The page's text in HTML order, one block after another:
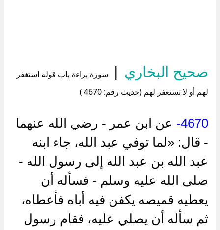
صحيح البخاري |
سورة براءة باب قوله استغفر
لهم أو لا تستغفر لهم (حديث رقم: 4670 )
4670-
عن ‌ابن عمر - رضي الله عنهما
- قال: «لما توفي عبد الله، جاء ابنه
عبد الله بن عبد الله إلى رسول الله -
صلى الله عليه وسلم - فسأله أن
يعطيه قميصه يكفن فيه أباه فأعطاه،
ثم سأله أن يصلي عليه، فقام رسول